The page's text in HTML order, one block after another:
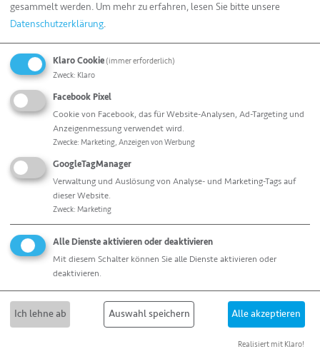
Christian Wecker
Vertriebsleiter DACH
Tel. +49 831- 540563-25
christian.wecker(at)allfo.de
gesammelt werden. Um mehr zu erfahren, lesen Sie bitte unsere
Datenschutzerklärung.
Klaro Cookie (immer erforderlich)
Zweck: Klaro
Facebook Pixel
Cookie von Facebook, das für Website-Analysen, Ad-Targeting und
Anzeigenmessung verwendet wird.
Zwecke: Marketing, Anzeigen von Werbung
GoogleTagManager
Verwaltung und Auslösung von Analyse- und Marketing-Tags auf
dieser Website.
Zweck: Marketing
Alle Dienste aktivieren oder deaktivieren
Mit diesem Schalter können Sie alle Dienste aktivieren oder
deaktivieren.
Ich lehne ab Auswahl speichern Alle akzeptieren
Realisiert mit Klaro!